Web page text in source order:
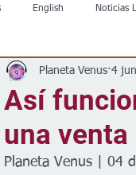
English Noticias
Crimen
Clima Vivienda
Así
una
Planeta Venus 4
Planeta Venus | 04